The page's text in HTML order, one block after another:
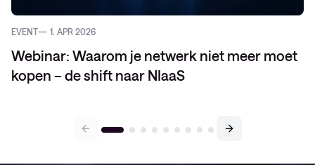
EVENT 1. APR 2026
Webinar: Waarom je netwerk niet meer moet
kopen – de shift naar NIaaS